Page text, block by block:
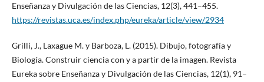
Enseñanza y Divulgación de las Ciencias, 12(3), 441–455.
https://revistas.uca.es/index.php/eureka/article/view/2934
Grilli, J., Laxague M. y Barboza, L. (2015). Dibujo, fotografía y
Biología. Construir ciencia con y a partir de la imagen. Revista
Eureka sobre Enseñanza y Divulgación de las Ciencias, 12(1), 91–